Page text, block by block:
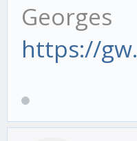
Georges
https://